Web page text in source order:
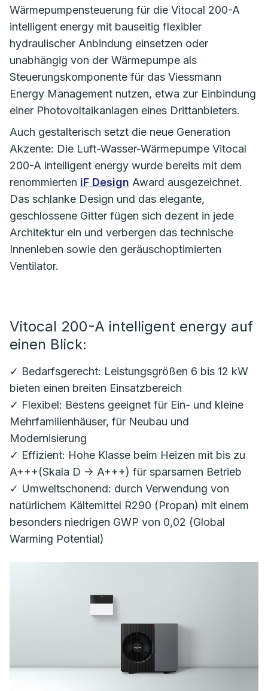
Wärmepumpensteuerung für die Vitocal 200-A
intelligent energy mit bauseitig flexibler
hydraulischer Anbindung einsetzen oder
unabhängig von der Wärmepumpe als
Steuerungskomponente für das Viessmann
Energy Management nutzen, etwa zur Einbindung
einer Photovoltaikanlagen eines Drittanbieters.
Auch gestalterisch setzt die neue Generation
Akzente: Die Luft-Wasser-Wärmepumpe Vitocal
200-A intelligent energy wurde bereits mit dem
renommierten iF Design Award ausgezeichnet.
Das schlanke Design und das elegante,
geschlossene Gitter fügen sich dezent in jede
Architektur ein und verbergen das technische
Innenleben sowie den geräuschoptimierten
Ventilator.
Vitocal 200-A intelligent energy auf
einen Blick:
✓ Bedarfsgerecht: Leistungsgrößen 6 bis 12 kW
bieten einen breiten Einsatzbereich
✓ Flexibel: Bestens geeignet für Ein- und kleine
Mehrfamilienhäuser, für Neubau und
Modernisierung
✓ Effizient: Hohe Klasse beim Heizen mit bis zu
A+++(Skala D -> A+++) für sparsamen Betrieb
✓ Umweltschonend: durch Verwendung von
natürlichem Kältemittel R290 (Propan) mit einem
besonders niedrigen GWP von 0,02 (Global
Warming Potential)